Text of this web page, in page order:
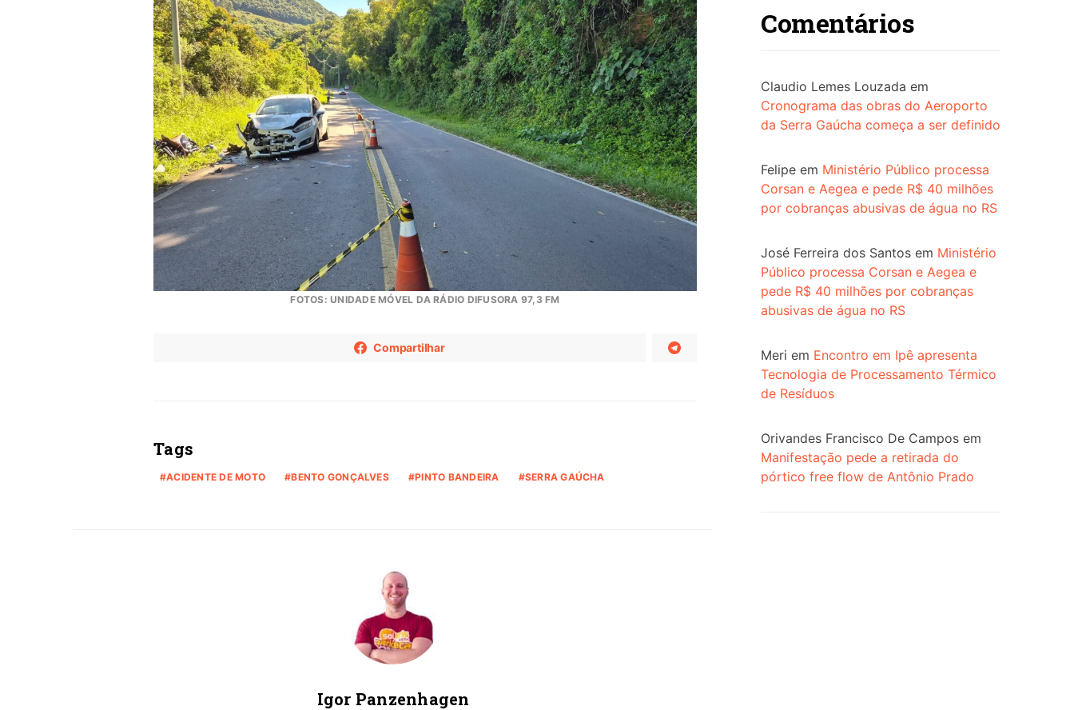
FOTOS: UNIDADE MÓVEL DA RÁDIO DIFUSORA 97,3 FM
Compartilhar
Tags
ACIDENTE DE MOTO BENTO GONÇALVES PINTO BANDEIRA SERRA GAÚCHA
Igor Panzenhagen
Comentários
Claudio Lemes Louzada em
Cronograma das obras do Aeroporto
da Serra Gaúcha começa a ser definido
Felipe em Ministério Público processa
Corsan e Aegea e pede R$ 40 milhões
por cobranças abusivas de água no RS
José Ferreira dos Santos em Ministério
Público processa Corsan e Aegea e
pede R$ 40 milhões por cobranças
abusivas de água no RS
Meri em Encontro em Ipê apresenta
Tecnologia de Processamento Térmico
de Resíduos
Orivandes Francisco De Campos em
Manifestação pede a retirada do
pórtico free flow de Antônio Prado